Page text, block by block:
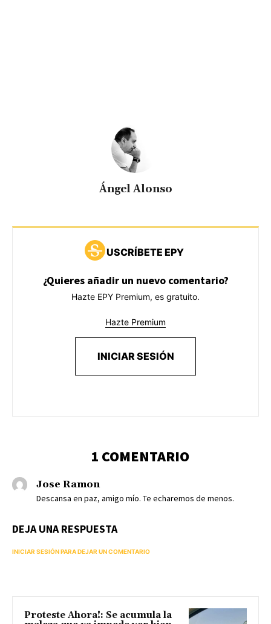
Ángel Alonso
USCRÍBETE EPY
¿Quieres añadir un nuevo comentario?
Hazte EPY Premium, es gratuito.
Hazte Premium
INICIAR SESIÓN
1 COMENTARIO
Jose Ramon
Descansa en paz, amigo mío. Te echaremos de menos.
DEJA UNA RESPUESTA
INICIAR SESIÓN PARA DEJAR UN COMENTARIO
Proteste Ahora!: Se acumula la